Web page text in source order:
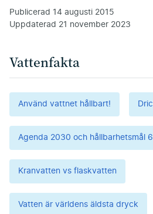
Publicerad 14 augusti 2015
Uppdaterad 21 november 2023
Vattenfakta
Använd vattnet hållbart!
Agenda 2030 och hållbarhetsmål 6
Kranvatten vs flaskvatten
Vatten är världens äldsta dryck